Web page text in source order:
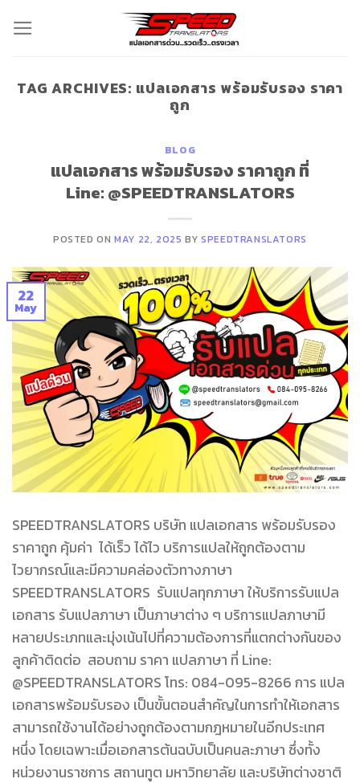
TAG ARCHIVES: แปลเอกสาร พร้อมรับรอง ราคา
ถูก
BLOG
แปลเอกสาร พร้อมรับรอง ราคาถูก ที่
Line: @SPEEDTRANSLATORS
POSTED ONMAY 22, 2025 BYSPEEDTRANSLATORS
22
May
SPEEDTRANSLATORS บริษัท แปลเอกสาร พร้อมรับรอง
ราคาถูก คุ้มค่า ได้เร็ว ได้ไว บริการแปลให้ถูกต้องตาม
ไวยากรณ์และมีความคล่องตัวทางภาษา
SPEEDTRANSLATORS รับแปลทุกภาษา ให้บริการรับแปล
เอกสาร รับแปลภาษา เป็นภาษาต่าง ๆ บริการแปลภาษามี
หลายประเภทและมุ่งเน้นไปที่ความต้องการที่แตกต่างกันของ
ลูกค้าติดต่อ สอบถาม ราคา แปลภาษา ที่ Line:
@SPEEDTRANSLATORS โทร: 084-095-8266 การ แปล
เอกสารพร้อมรับรอง เป็นขั้นตอนสำคัญในการทำให้เอกสาร
สามารถใช้งานได้อย่างถูกต้องตามกฎหมายในอีกประเทศ
หนึ่ง โดยเฉพาะเมื่อเอกสารต้นฉบับเป็นคนละภาษา ซึ่งทั้ง
หน่วยงานราชการ สถานทูต มหาวิทยาลัย และบริษัทต่างชาติ